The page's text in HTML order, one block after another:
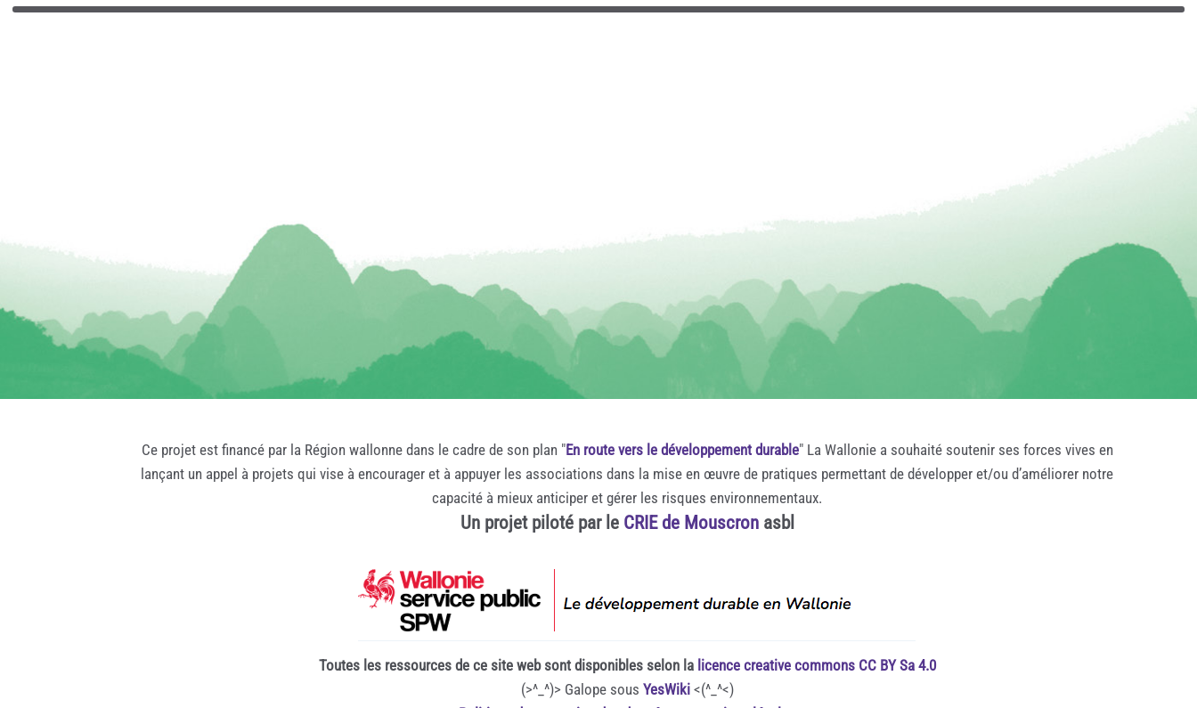
Ce projet est financé par la Région wallonne dans le cadre de son plan "En route vers le développement durable" La Wallonie a souhaité soutenir ses forces vives en
lançant un appel à projets qui vise à encourager et à appuyer les associations dans la mise en œuvre de pratiques permettant de développer et/ou d’améliorer notre
capacité à mieux anticiper et gérer les risques environnementaux.
Un projet piloté par le CRIE de Mouscronasbl
Toutes les ressources de ce site web sont disponibles selon la licence creative commons CC BY Sa 4.0
(>^_^)> Galope sous YesWiki<(^_^<)